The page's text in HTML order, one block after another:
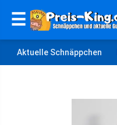
☰
Aktuelle Schnäppchen